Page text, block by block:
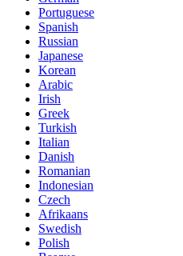
Portuguese
Spanish
Russian
Japanese
Korean
Arabic
Irish
Greek
Turkish
Italian
Danish
Romanian
Indonesian
Czech
Afrikaans
Swedish
Polish